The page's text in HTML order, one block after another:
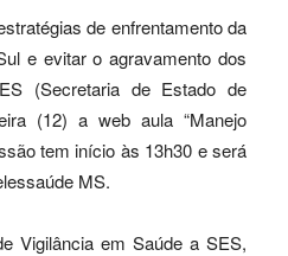
de enfrentamento da
e evitar o agravamento dos
(Secretaria de Estado de
(12) a web aula “Manejo
tem início às 13h30 e será
MS.
Vigilância em Saúde a SES,